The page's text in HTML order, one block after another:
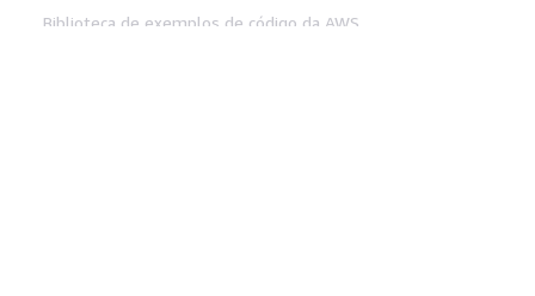
Biblioteca de exemplos de código da AWS